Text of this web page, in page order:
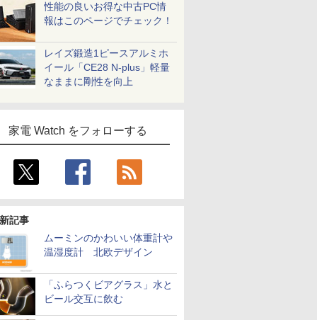
性能の良いお得な中古PC情
報はこのページでチェック！
レイズ鍛造1ピースアルミホ
イール「CE28 N-plus」軽量
なままに剛性を向上
家電 Watch をフォローする
記事
ムーミンのかわいい体重計や
温湿度計 北欧デザイン
「ふらつくビアグラス」水と
ビール交互に飲む